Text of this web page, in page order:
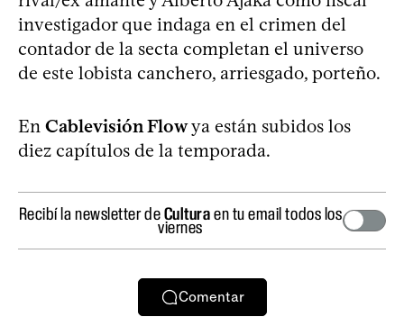
investigador que indaga en el crimen del
contador de la secta completan el universo
de este lobista canchero, arriesgado, porteño.
En Cablevisión Flowya están subidos los
diez capítulos de la temporada.
Recibí la newsletter deCulturaen tu email todos los
viernes
Comentar